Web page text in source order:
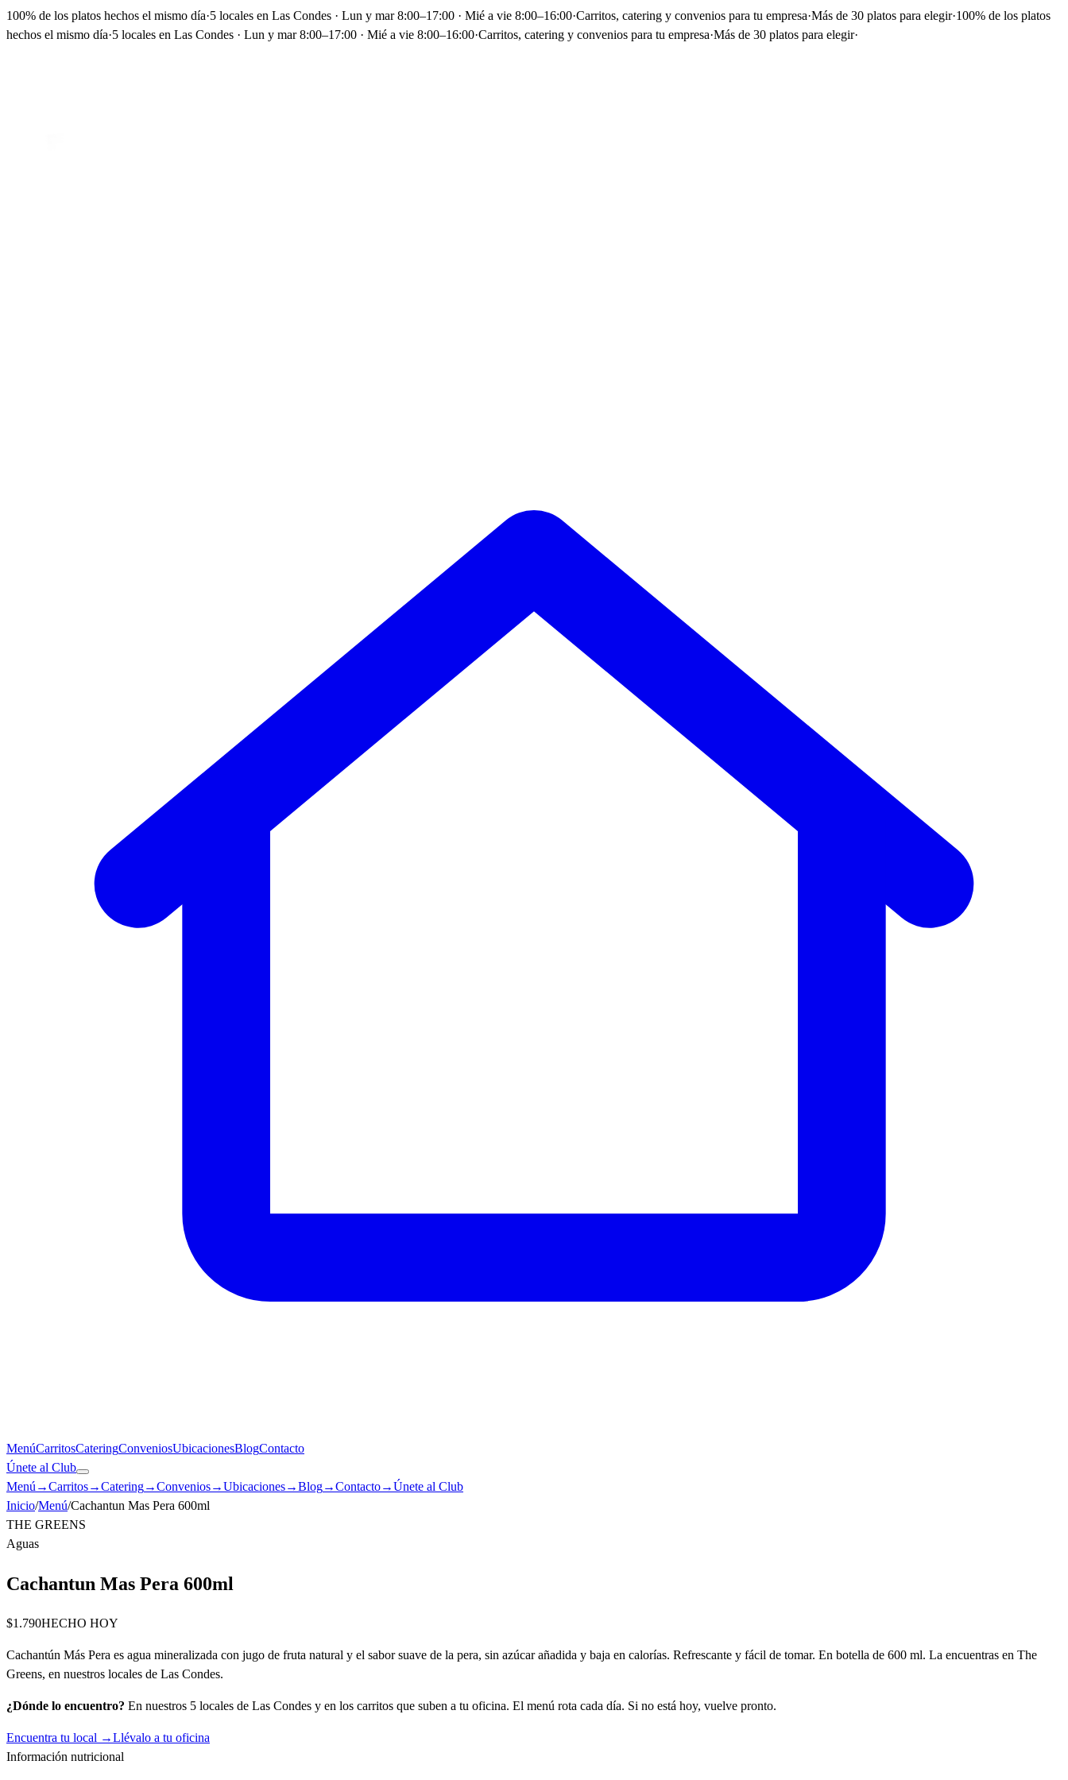
100% de los platos hechos el mismo día·5 locales en Las Condes · Lun y mar 8:00–17:00 · Mié a vie 8:00–16:00·Carritos, catering y convenios para tu empresa·Más de 30 platos para elegir·100% de los platos
hechos el mismo día·5 locales en Las Condes · Lun y mar 8:00–17:00 · Mié a vie 8:00–16:00·Carritos, catering y convenios para tu empresa·Más de 30 platos para elegir·
MenúCarritosCateringConveniosUbicacionesBlogContacto
Únete al Club
Menú →Carritos→Catering→Convenios→Ubicaciones→Blog→Contacto→Únete al Club
Inicio/Menú/Cachantun Mas Pera 600ml
THE GREENS
Aguas
Cachantun Mas Pera 600ml
$1.790HECHO HOY
Cachantún Más Pera es agua mineralizada con jugo de fruta natural y el sabor suave de la pera, sin azúcar añadida y baja en calorías. Refrescante y fácil de tomar. En botella de 600 ml. La encuentras en The
Greens, en nuestros locales de Las Condes.
¿Dónde lo encuentro? En nuestros 5 locales de Las Condes y en los carritos que suben a tu oficina. El menú rota cada día. Si no está hoy, vuelve pronto.
Encuentra tu local →Llévalo a tu oficina
Información nutricional